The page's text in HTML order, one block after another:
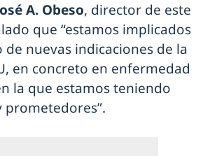
A. Obeso, director de este
que “estamos implicados
nuevas indicaciones de la
en concreto en enfermedad
la que estamos teniendo